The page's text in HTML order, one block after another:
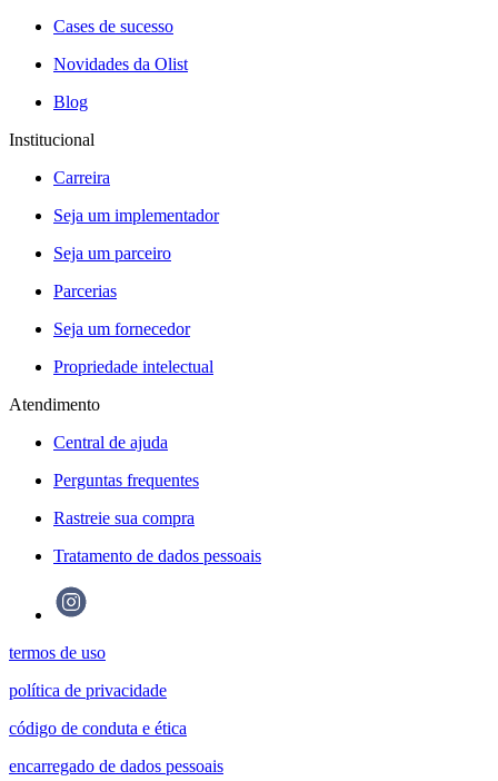
Cases de sucesso
Novidades da Olist
Blog
Institucional
Carreira
Seja um implementador
Seja um parceiro
Parcerias
Seja um fornecedor
Propriedade intelectual
Atendimento
Central de ajuda
Perguntas frequentes
Rastreie sua compra
Tratamento de dados pessoais
termos de uso
política de privacidade
código de conduta e ética
encarregado de dados pessoais